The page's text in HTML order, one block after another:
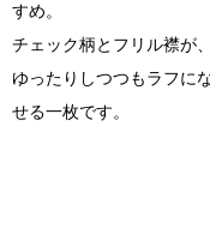
すめ。
チェック柄とフリル襟が
ゆったりしつつもラフに
せる一枚です。